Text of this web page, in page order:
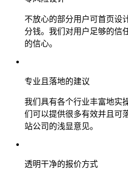
不放心的部分用户可首页设
分钱。我们对用户足够的信
的信心。
专业且落地的建议
我们具有各个行业丰富地实
们可以提供很多有效并且可
站公司的浅显意见。
透明干净的报价方式